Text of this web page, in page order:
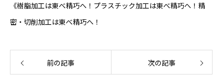
《樹脂加工は東べ精巧へ！プラスチック加工は東べ精巧へ！精
密・切削加工は東べ精巧へ！
前の記事 次の記事